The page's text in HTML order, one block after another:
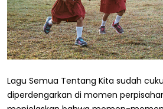
Lagu Semua Tentang Kita sudah
diperdengarkan di momen